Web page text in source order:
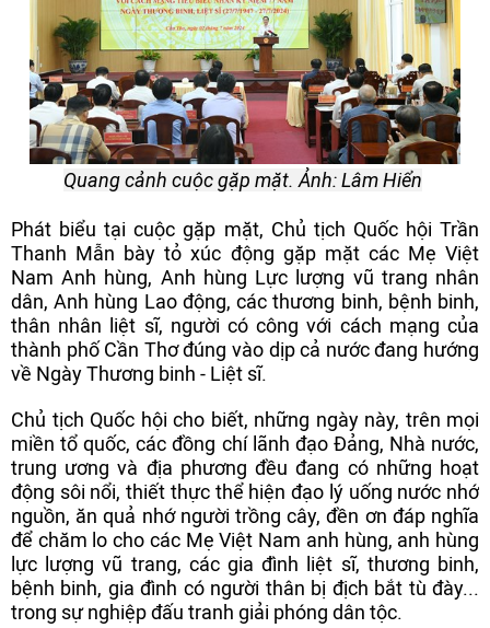
Quang cảnh cuộc gặp mặt. Ảnh: Lâm Hiển
Phát biểu tại cuộc gặp mặt, Chủ tịch Quốc hội Trần
Thanh Mẫn bày tỏ xúc động gặp mặt các Mẹ Việt
Nam Anh hùng, Anh hùng Lực lượng vũ trang nhân
dân, Anh hùng Lao động, các thương binh, bệnh binh,
thân nhân liệt sĩ, người có công với cách mạng của
thành phố Cần Thơ đúng vào dịp cả nước đang hướng
về Ngày Thương binh - Liệt sĩ.
Chủ tịch Quốc hội cho biết, những ngày này, trên mọi
miền tổ quốc, các đồng chí lãnh đạo Đảng, Nhà nước,
trung ương và địa phương đều đang có những hoạt
động sôi nổi, thiết thực thể hiện đạo lý uống nước nhớ
nguồn, ăn quả nhớ người trồng cây, đền ơn đáp nghĩa
để chăm lo cho các Mẹ Việt Nam anh hùng, anh hùng
lực lượng vũ trang, các gia đình liệt sĩ, thương binh,
bệnh binh, gia đình có người thân bị địch bắt tù đày...
trong sự nghiệp đấu tranh giải phóng dân tộc.